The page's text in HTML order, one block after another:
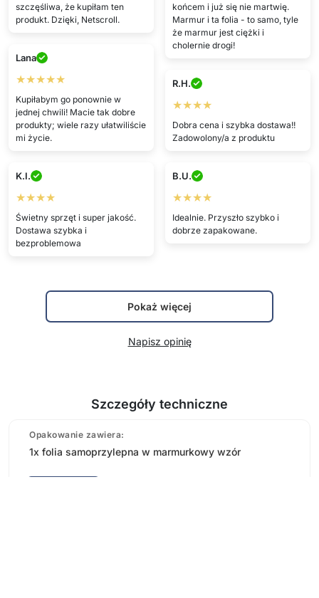
końcem i już się nie martwię.
Marmur i ta folia - to samo, tyle
że marmur jest ciężki i
cholernie drogi!
szczęśliwa, że kupiłam ten
produkt. Dzięki, Netscroll.
Lana
★★★★★
Kupiłabym go ponownie w
jednej chwili! Macie tak dobre
produkty; wiele razy ułatwiliście
mi życie.
R.H.
★★★★
Dobra cena i szybka dostawa!!
Zadowolony/a z produktu
K.I.
★★★★
Świetny sprzęt i super jakość.
Dostawa szybka i
bezproblemowa
B.U.
★★★★
Idealnie. Przyszło szybko i
dobrze zapakowane.
Pokaż więcej
Napisz opinię
Szczegóły techniczne
Opakowanie zawiera:
1x folia samoprzylepna w marmurkowy wzór